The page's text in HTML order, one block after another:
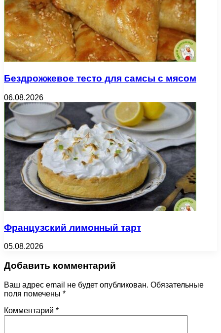
Бездрожжевое тесто для самсы с мясом
06.08.2026
Французский лимонный тарт
05.08.2026
Добавить комментарий
Ваш адрес email не будет опубликован. Обязательные
поля помечены *
Комментарий *